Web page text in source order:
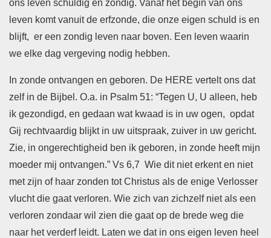
ons leven schuldig en zondig. Vanaf het begin van ons
leven komt vanuit de erfzonde, die onze eigen schuld is en
blijft, er een zondig leven naar boven. Een leven waarin
we elke dag vergeving nodig hebben.
In zonde ontvangen en geboren. De HERE vertelt ons dat
zelf in de Bijbel. O.a. in Psalm 51: “Tegen U, U alleen, heb
ik gezondigd, en gedaan wat kwaad is in uw ogen, opdat
Gij rechtvaardig blijkt in uw uitspraak, zuiver in uw gericht.
Zie, in ongerechtigheid ben ik geboren, in zonde heeft mijn
moeder mij ontvangen.” Vs 6,7 Wie dit niet erkent en niet
met zijn of haar zonden tot Christus als de enige Verlosser
vlucht die gaat verloren. Wie zich van zichzelf niet als een
verloren zondaar wil zien die gaat op de brede weg die
naar het verderf leidt. Laten we dat in ons eigen leven heel